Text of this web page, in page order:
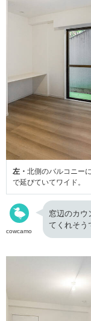
左・ 北側のバルコニー
で延びていてワイド。
cowcamo
窓辺のカウ
てくれそう